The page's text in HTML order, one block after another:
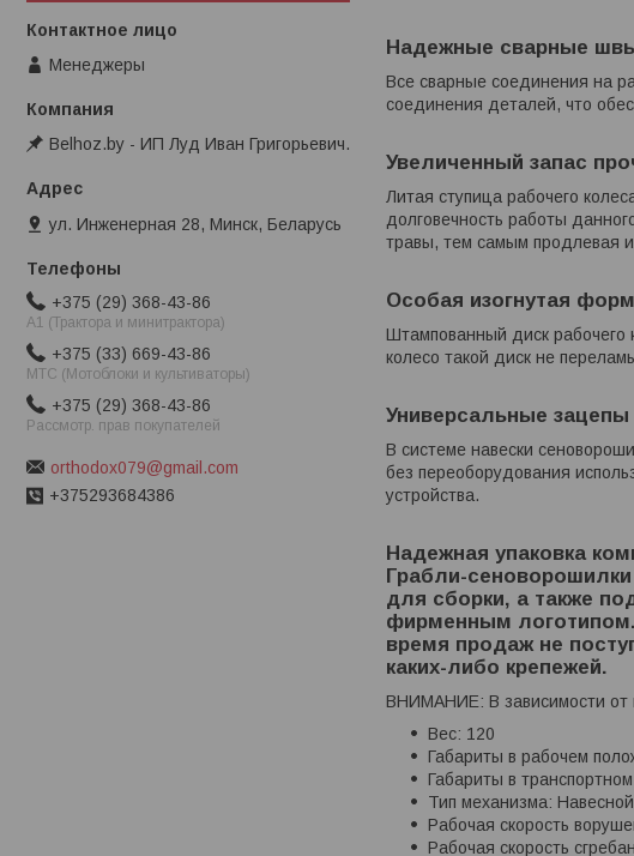
Надежные сварные
Все сварные соединения на
соединения деталей, что
Увеличенный запас
Литая ступица рабочего
долговечность работы
травы, тем самым продлевая
Особая изогнутая
Штампованный диск рабочего
колесо такой диск не
Универсальные зацепы
В системе навески
без переоборудования
устройства.
Надежная упаковка
Грабли-
для сборки, а также
фирменным логотипом.
время продаж не
каких-либо крепежей.
ВНИМАНИЕ: В зависимости от
Вес: 120
Габариты в рабочем
Габариты в
Тип механизма: Навесной
Рабочая скорость
Рабочая скорость
Менеджеры
Belhoz.by - ИП Луд Иван Григорьевич.
ул. Инженерная 28, Минск, Беларусь
+375 (29) 368-43-86
A1 (Трактора и минитрактора)
+375 (33) 669-43-86
МТС (Мотоблоки и культиваторы)
+375 (29) 368-43-86
Рассмотр. прав покупателей
orthodox079@gmail.com
+375293684386